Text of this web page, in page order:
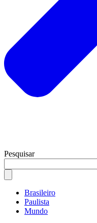
Pesquisar
Brasileiro
Paulista
Mundo